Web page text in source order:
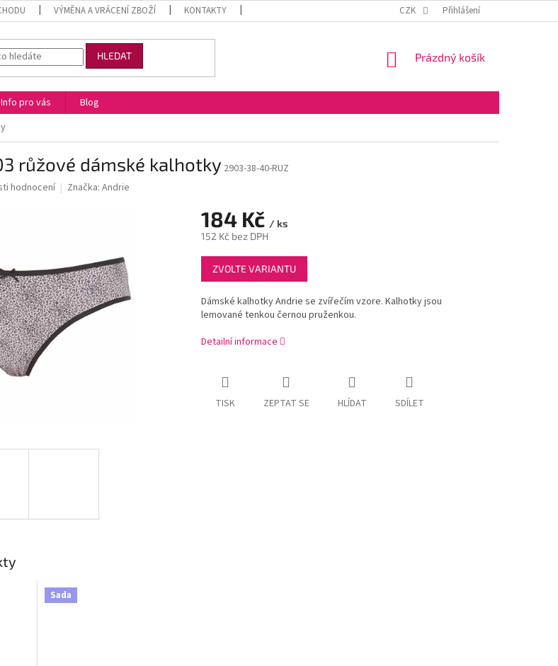
VÝMĚNA A VRÁCENÍ ZBOŽÍ KONTAKTY OBCHODNÍ PODMÍNKY VELKOOBCHOD
CZK Přihlášení
HLEDAT
NÁKUPNÍ
Prázdný košík
Info pro vás
Blog
růžové dámské kalhotky 2903-38-40-RUZ
hodnocení Značka: Andrie
184 Kč / ks
152 Kč bez DPH
Měrná
cena:
ZVOLTE VARIANTU
Dámské kalhotky Andrie se zvířečím vzore. Kalhotky jsou
lemované tenkou černou pruženkou.
Detailní informace
TISK ZEPTAT SE HLÍDAT SDÍLET
Sada